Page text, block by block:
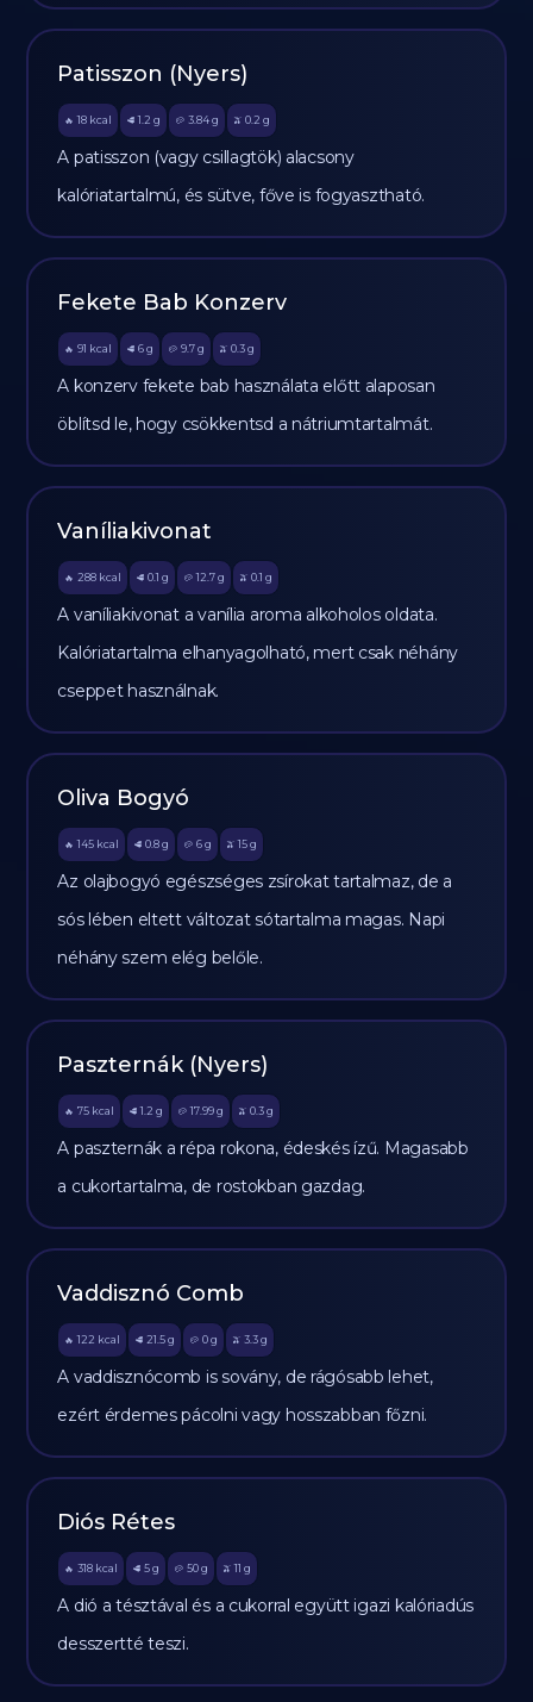
Patisszon (Nyers)
🔥 18 kcal 🥩 1.2 g 🥔 3.84g 🫒 0.2 g
A patisszon (vagy csillagtök) alacsony
kalóriatartalmú, és sütve, főve is fogyasztható.
Fekete Bab Konzerv
🔥 91 kcal 🥩 6 g 🥔 9.7g 🫒 0.3 g
A konzerv fekete bab használata előtt alaposan
öblítsd le, hogy csökkentsd a nátriumtartalmát.
Vaníliakivonat
🔥 288 kcal 🥩 0.1 g 🥔 12.7g 🫒 0.1 g
A vaníliakivonat a vanília aroma alkoholos oldata.
Kalóriatartalma elhanyagolható, mert csak néhány
cseppet használnak.
Oliva Bogyó
🔥 145 kcal 🥩 0.8 g 🥔 6g 🫒 15 g
Az olajbogyó egészséges zsírokat tartalmaz, de a
sós lében eltett változat sótartalma magas. Napi
néhány szem elég belőle.
Paszternák (Nyers)
🔥 75 kcal 🥩 1.2 g 🥔 17.99g 🫒 0.3 g
A paszternák a répa rokona, édeskés ízű. Magasabb
a cukortartalma, de rostokban gazdag.
Vaddisznó Comb
🔥 122 kcal 🥩 21.5 g 🥔 0g 🫒 3.3 g
A vaddisznócomb is sovány, de rágósabb lehet,
ezért érdemes pácolni vagy hosszabban főzni.
Diós Rétes
🔥 318 kcal 🥩 5 g 🥔 50g 🫒 11 g
A dió a tésztával és a cukorral együtt igazi kalóriadús
desszertté teszi.